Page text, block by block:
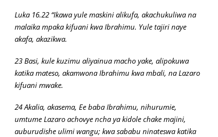
Luka 16.22 “Ikawa yule maskini alikufa, akachukuliwa na
malaika mpaka kifuani kwa Ibrahimu. Yule tajiri naye
akafa, akazikwa.
23 Basi, kule kuzimu aliyainua macho yake, alipokuwa
katika mateso, akamwona Ibrahimu kwa mbali, na Lazaro
kifuani mwake.
24 Akalia, akasema, Ee baba Ibrahimu, nihurumie,
umtume Lazaro achovye ncha ya kidole chake majini,
auburudishe ulimi wangu; kwa sababu ninateswa katika